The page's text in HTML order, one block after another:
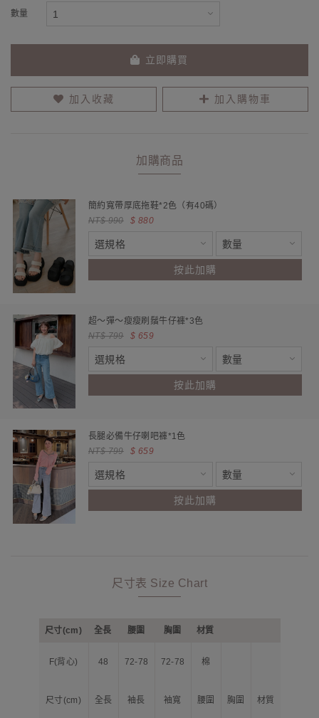
數量
立即購買
加入收藏 加入購物車
加購商品
簡約寬帶厚底拖鞋*2色（有40碼）
NT$ 990
$ 880
按此加購
超～彈～瘦瘦刷鬚牛仔褲*3色
NT$ 799
$ 659
按此加購
長腿必備牛仔喇吧褲*1色
NT$ 799
$ 659
按此加購
尺寸表 Size Chart
尺寸(cm) 全長 腰圍 胸圍 材質
F(背心) 48 72-78 72-78 棉
尺寸(cm) 全長 袖長 袖寬 腰圍 胸圍 材質